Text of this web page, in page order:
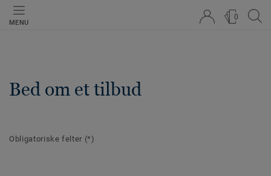
MENU
0
Bed om et tilbud
Obligatoriske felter (*)